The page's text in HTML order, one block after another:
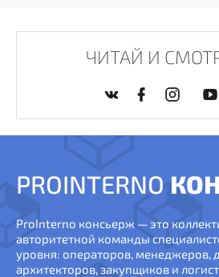
ЧИТАЙ И
PROINTERNO
ProInterno консьерж — это
авторитетной команды
уровня: операторов, менеджеров,
архитекторов, закупщиков и